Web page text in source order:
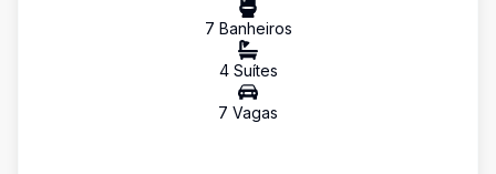
7 Banheiros
4Suítes
7 Vagas